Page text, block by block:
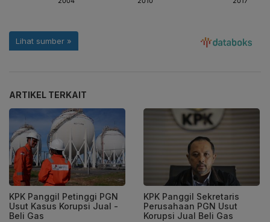
ARTIKEL TERKAIT
KPK Panggil Petinggi PGN
Usut Kasus Korupsi Jual -
Beli Gas
KPK Panggil Sekretaris
Perusahaan PGN Usut
Korupsi Jual Beli Gas